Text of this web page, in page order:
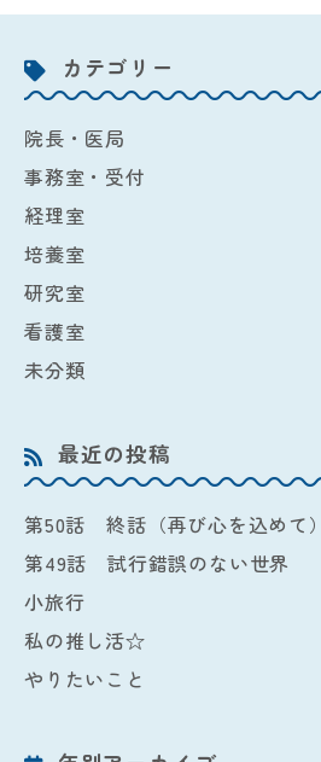
カテゴリー
院長・医局
事務室・受付
経理室
培養室
研究室
看護室
未分類
最近の投稿
第50話 終話（再び心を込めて）
第49話 試行錯誤のない世界
小旅行
私の推し活☆
やりたいこと